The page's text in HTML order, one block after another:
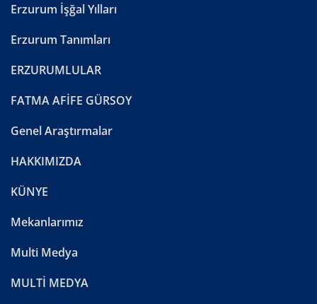
Erzurum İşğal Yılları
Erzurum Tanımları
ERZURUMLULAR
FATMA AFİFE GÜRSOY
Genel Araştırmalar
HAKKIMIZDA
KÜNYE
Mekanlarımız
Multi Medya
MULTİ MEDYA